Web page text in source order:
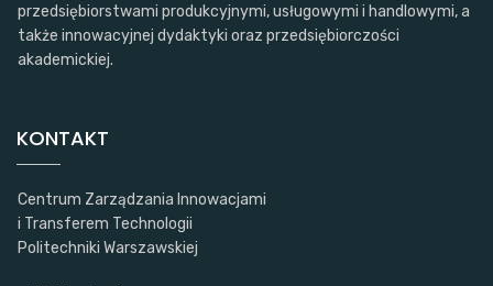
przedsiębiorstwami produkcyjnymi, usługowymi i handlowymi, a
także innowacyjnej dydaktyki oraz przedsiębiorczości
akademickiej.
KONTAKT
Centrum Zarządzania Innowacjami
i Transferem Technologii
Politechniki Warszawskiej